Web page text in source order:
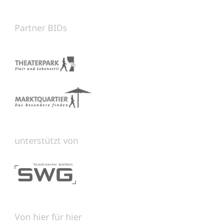
Partner BIDs
unterstützt von
Von hier für hier